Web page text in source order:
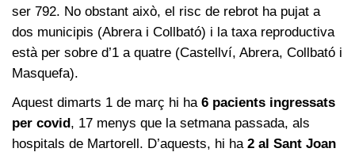
ser 792. No obstant això, el risc de rebrot ha pujat a
dos municipis (Abrera i Collbató) i la taxa reproductiva
està per sobre d’1 a quatre (Castellví, Abrera, Collbató i
Masquefa).
Aquest dimarts 1 de març hi ha 6 pacients ingressats
per covid , 17 menys que la setmana passada, als
hospitals de Martorell. D’aquests, hi ha 2 al Sant Joan